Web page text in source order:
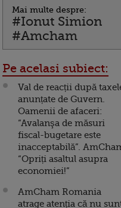
Mai multe despre:
#Ionut Simion
#Amcham
Pe acelasi subiect:
Val de reacții după
anunțate de Guvern.
Oamenii de afaceri:
“Avalanşa de măsuri
fiscal-bugetare este
inacceptabilă”.
“Opriți asaltul asupra
economiei!”
AmCham Romania
atrage atenția că nu